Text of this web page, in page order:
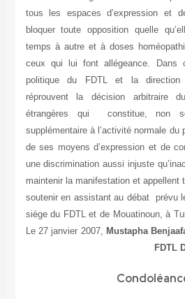
tous les espaces d’expression et
bloquer toute opposition quelle
temps à autre et à doses
ceux qui lui font allégeance. Dans
politique du FDTL et la direction
réprouvent la décision arbitraire
étrangères qui constitue, non
supplémentaire à l’activité normale du
de ses moyens d’expression et de
une discrimination aussi injuste
maintenir la manifestation et appellent
soutenir en assistant au débat prévu
siège du FDTL et de Mouatinoun, à
Le 27 janvier 2007, Mustapha
FDTL